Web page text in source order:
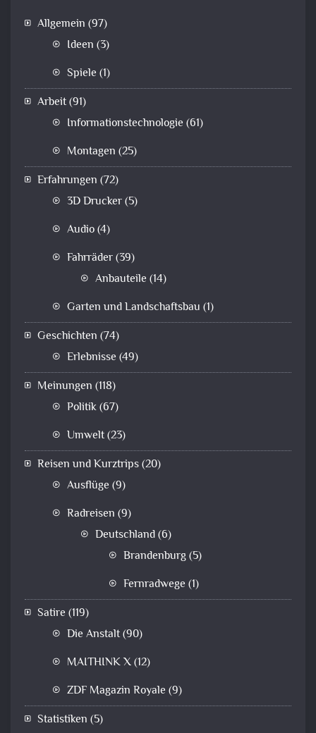
Allgemein (97)
Ideen (3)
Spiele (1)
Arbeit(91)
Informationstechnologie (61)
Montagen (25)
Erfahrungen (72)
3D Drucker(5)
Audio(4)
Fahrräder(39)
Anbauteile (14)
Garten und Landschaftsbau (1)
Geschichten (74)
Erlebnisse (49)
Meinungen (118)
Politik(67)
Umwelt(23)
Reisen und Kurztrips(20)
Ausflüge (9)
Radreisen (9)
Deutschland(6)
Brandenburg(5)
Fernradwege (1)
Satire (119)
Die Anstalt(90)
MAITHINK X(12)
ZDF Magazin Royale (9)
Statistiken (5)